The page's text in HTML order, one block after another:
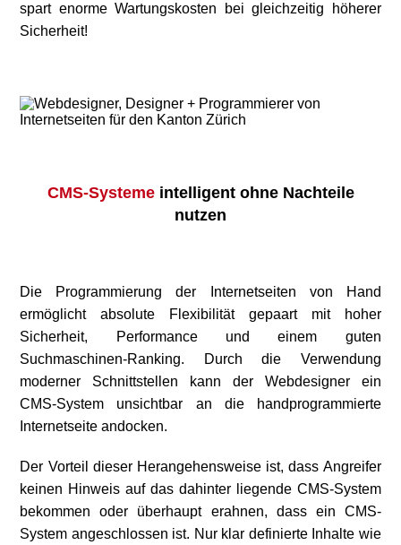
Leistungen
Referenzen
Preise
Stellenangebote
spart enorme Wartungskosten bei gleichzeitig höherer
Sicherheit!
CMS-Systemeintelligent ohne Nachteile
nutzen
Die Programmierung der Internetseiten von Hand
ermöglicht absolute Flexibilität gepaart mit hoher
Sicherheit, Performance und einem guten
Suchmaschinen-Ranking. Durch die Verwendung
moderner Schnittstellen kann der Webdesigner ein
CMS-System unsichtbar an die handprogrammierte
Internetseite andocken.
Der Vorteil dieser Herangehensweise ist, dass Angreifer
keinen Hinweis auf das dahinter liegende CMS-System
bekommen oder überhaupt erahnen, dass ein CMS-
System angeschlossen ist. Nur klar definierte Inhalte wie